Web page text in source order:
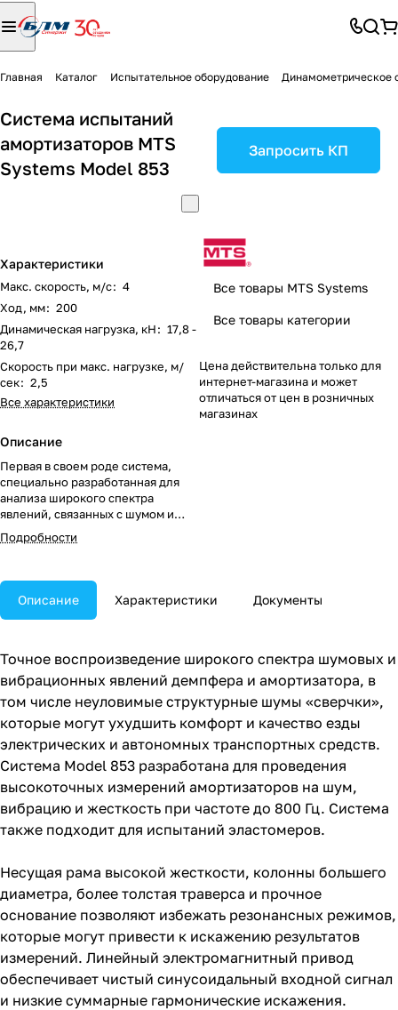
Главная Каталог Испытательное оборудование Динамометрическое
Система испытаний
амортизаторов MTS
Systems Model 853
Характеристики
Макс. скорость, м/с: 4
Ход, мм: 200
Динамическая нагрузка, кН: 17,8 -
26,7
Скорость при макс. нагрузке, м/
сек: 2,5
Все характеристики
Описание
Первая в своем роде система,
специально разработанная для
анализа широкого спектра
явлений, связанных с шумом и
вибрацией амортизаторов.
Подробности
Запросить КП
Все товары MTS Systems
Все товары категории
Цена действительна только для
интернет-магазина и может
отличаться от цен в розничных
магазинах
Описание Характеристики Документы
Точное воспроизведение широкого спектра шумовых и
вибрационных явлений демпфера и амортизатора, в
том числе неуловимые структурные шумы «сверчки»,
которые могут ухудшить комфорт и качество езды
электрических и автономных транспортных средств.
Система Model 853 разработана для проведения
высокоточных измерений амортизаторов на шум,
вибрацию и жесткость при частоте до 800 Гц. Система
также подходит для испытаний эластомеров.
Несущая рама высокой жесткости, колонны большего
диаметра, более толстая траверса и прочное
основание позволяют избежать резонансных режимов,
которые могут привести к искажению результатов
измерений. Линейный электромагнитный привод
обеспечивает чистый синусоидальный входной сигнал
и низкие суммарные гармонические искажения.